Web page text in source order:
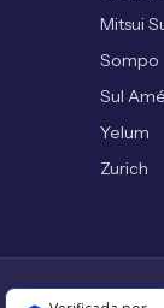
Mitsui
Sompo
Sul
Yelum
Zurich